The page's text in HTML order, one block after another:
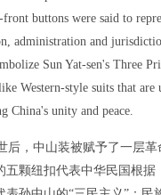
buttons were said to
administration and
Sun Yat-sen's Three
Western-style suits that
China's unity and peace.
后，中山装被赋予了一层
五颗纽扣代表中华民国根